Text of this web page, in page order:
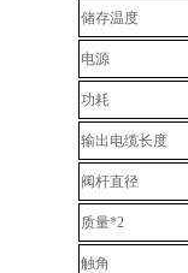
储存温度
电源
功耗
输出电缆长度
阀杆直径
质量*2
触角